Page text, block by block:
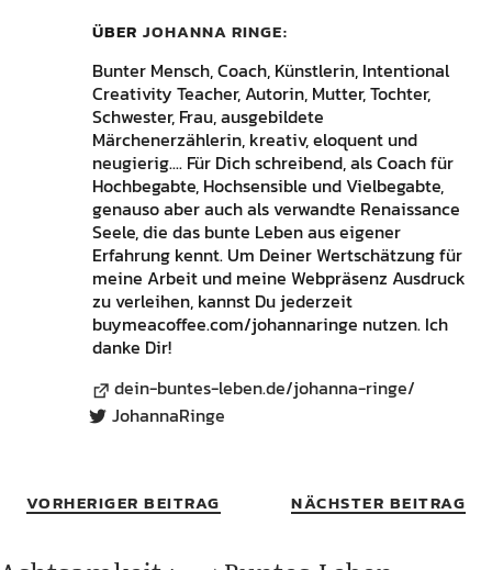
ÜBER JOHANNA RINGE
Bunter Mensch, Coach, Künstlerin, Intentional
Creativity Teacher, Autorin, Mutter, Tochter,
Schwester, Frau, ausgebildete
Märchenerzählerin, kreativ, eloquent und
neugierig.... Für Dich schreibend, als Coach für
Hochbegabte, Hochsensible und Vielbegabte,
genauso aber auch als verwandte Renaissance
Seele, die das bunte Leben aus eigener
Erfahrung kennt. Um Deiner Wertschätzung für
meine Arbeit und meine Webpräsenz Ausdruck
zu verleihen, kannst Du jederzeit
buymeacoffee.com/johannaringe nutzen. Ich
danke Dir!
dein-buntes-leben.de/johanna-ringe/
JohannaRinge
VORHERIGER BEITRAG NÄCHSTER BEITRAG